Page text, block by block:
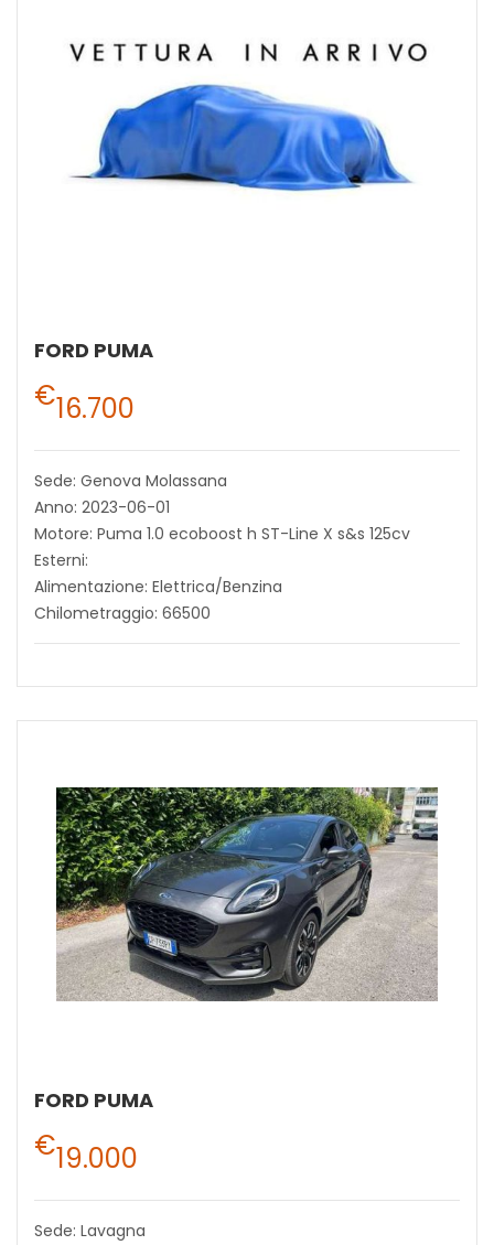
FORD PUMA
€16.700
Sede: Genova Molassana
Anno: 2023-06-01
Motore: Puma 1.0 ecoboost h ST-Line X s&s 125cv
Esterni:
Alimentazione: Elettrica/Benzina
Chilometraggio: 66500
FORD PUMA
€19.000
Sede: Lavagna